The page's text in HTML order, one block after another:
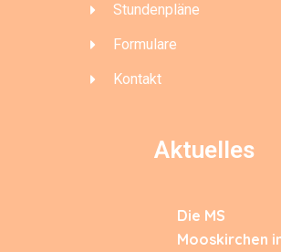
Stundenpläne
Formulare
Kontakt
Aktuelles
Die MS
Mooskirchen